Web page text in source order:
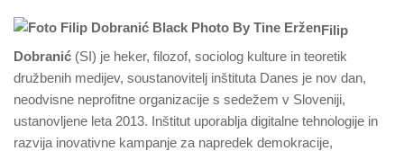
Filip
Dobranić (SI) je heker, filozof, sociolog kulture in teoretik
družbenih medijev, soustanovitelj inštituta Danes je nov dan,
neodvisne neprofitne organizacije s sedežem v Sloveniji,
ustanovljene leta 2013. Inštitut uporablja digitalne tehnologije in
razvija inovativne kampanje za napredek demokracije,